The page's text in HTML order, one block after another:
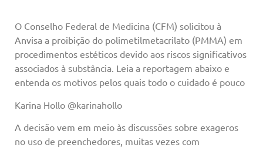
O Conselho Federal de Medicina (CFM) solicitou à
Anvisa a proibição do polimetilmetacrilato (PMMA) em
procedimentos estéticos devido aos riscos significativos
associados à substância. Leia a reportagem abaixo e
entenda os motivos pelos quais todo o cuidado é pouco
Karina Hollo @karinahollo
A decisão vem em meio às discussões sobre exageros
no uso de preenchedores, muitas vezes com